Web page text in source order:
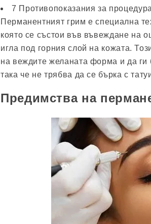
7 Противопоказания за
Перманентният грим е специална
която се състои във въвеждане на
игла под горния слой на кожата.
на веждите желаната форма и да ги
така че не трябва да се бърка с
Предимства на